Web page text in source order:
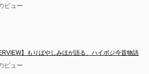
ビュー
】もりばやしみほが語る、ハイポジ今昔物語
ビュー